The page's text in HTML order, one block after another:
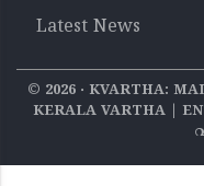
Latest News
© 2026‧ KVARTHA:
KERALA VARTHA |